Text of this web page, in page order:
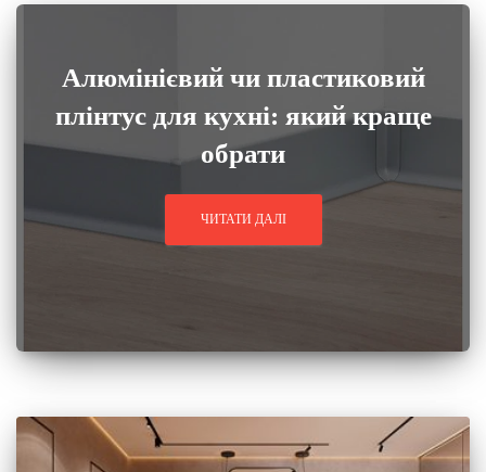
Алюмінієвий чи пластиковий
плінтус для кухні: який краще
обрати
ЧИТАТИ ДАЛІ